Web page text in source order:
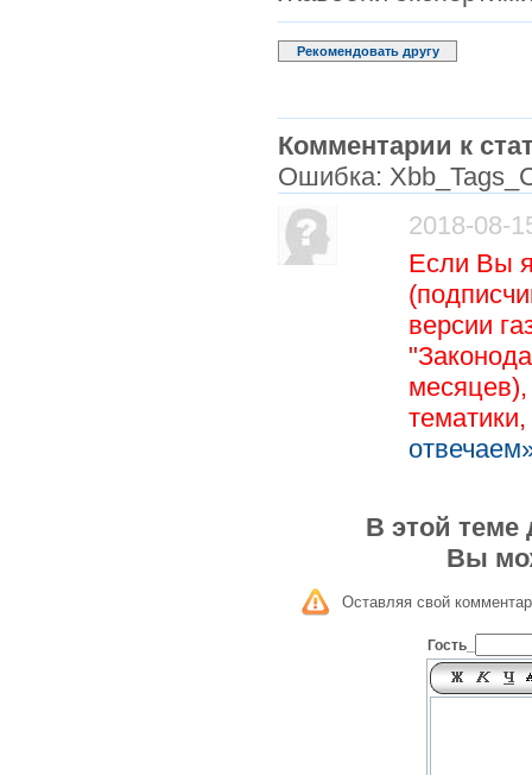
Рекомендовать другу
Комментарии к
Ошибка:
2018-08-
Если Вы
версии
В этой теме
Вы
Оставляя свой
Гость_